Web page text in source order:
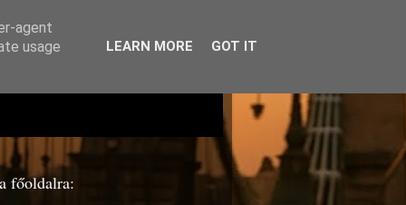
főoldalra:
agent
usage
LEARN MORE GOT IT